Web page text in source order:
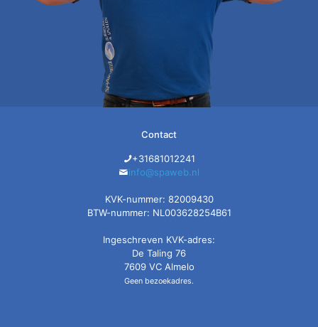
Contact
+31681012241
info@spaweb.nl
KVK-nummer: 82009430
BTW-nummer: NL003628254B61
Ingeschreven KVK-adres:
De Taling 76
7609 VC Almelo
Geen bezoekadres.